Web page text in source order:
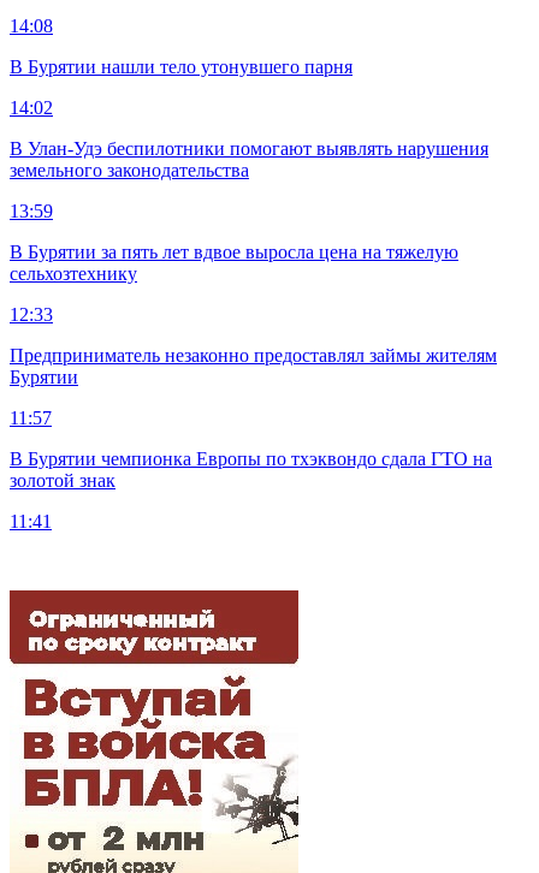
14:08
В Бурятии нашли тело утонувшего парня
14:02
В Улан-Удэ беспилотники помогают выявлять нарушения
земельного законодательства
13:59
В Бурятии за пять лет вдвое выросла цена на тяжелую
сельхозтехнику
12:33
Предприниматель незаконно предоставлял займы жителям
Бурятии
11:57
В Бурятии чемпионка Европы по тхэквондо сдала ГТО на
золотой знак
11:41